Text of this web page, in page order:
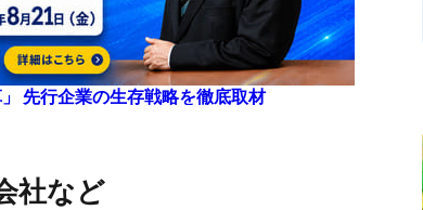
先行企業の生存戦略を徹底取材
社など